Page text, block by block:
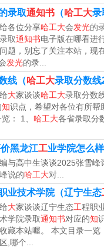
通知书时，会出现一张
书具体样式如下：录
吉首大学张家界学院
字体的“录取通知书”字
证号码。
一般采用学校标志、
制“录取通知”字样，
书中所用语言以简明
规范，具有浓郁的学
知书长什么样如下：
开内页，映入眼帘的
，还有广西大学校门
录取通知书 （哈工大录
各位分享哈工大会发光的
录取通知书电子版在哪看进
题，别忘了关注本站，现
发光的录...
线（哈工大录取分数线
大家谈谈哈工大录取分数
知识点，希望对各位有所帮
： 1、 哈工大各省录取分
黑龙江工业学院怎么
与高中生谈谈2025张雪峰
说的哈工大对...
业技术学院（辽宁生态
大家谈谈辽宁生态工程职
学院录取通知书对应的知
藏本站喔。 本文目录一览
,哪个...